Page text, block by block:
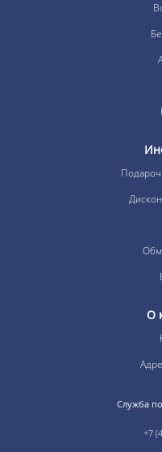
О
Служба
+7